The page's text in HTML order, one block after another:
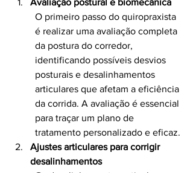
Avaliação postural e biomecânica
O primeiro passo do quiropraxista
é realizar uma avaliação completa
da postura do corredor,
identificando possíveis desvios
posturais e desalinhamentos
articulares que afetam a eficiência
da corrida. A avaliação é essencial
para traçar um plano de
tratamento personalizado e eficaz.
Ajustes articulares para corrigir
desalinhamentos